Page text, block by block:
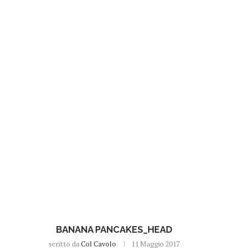
BANANA PANCAKES_HEAD
scritto daCol Cavolo 11 Maggio 2017